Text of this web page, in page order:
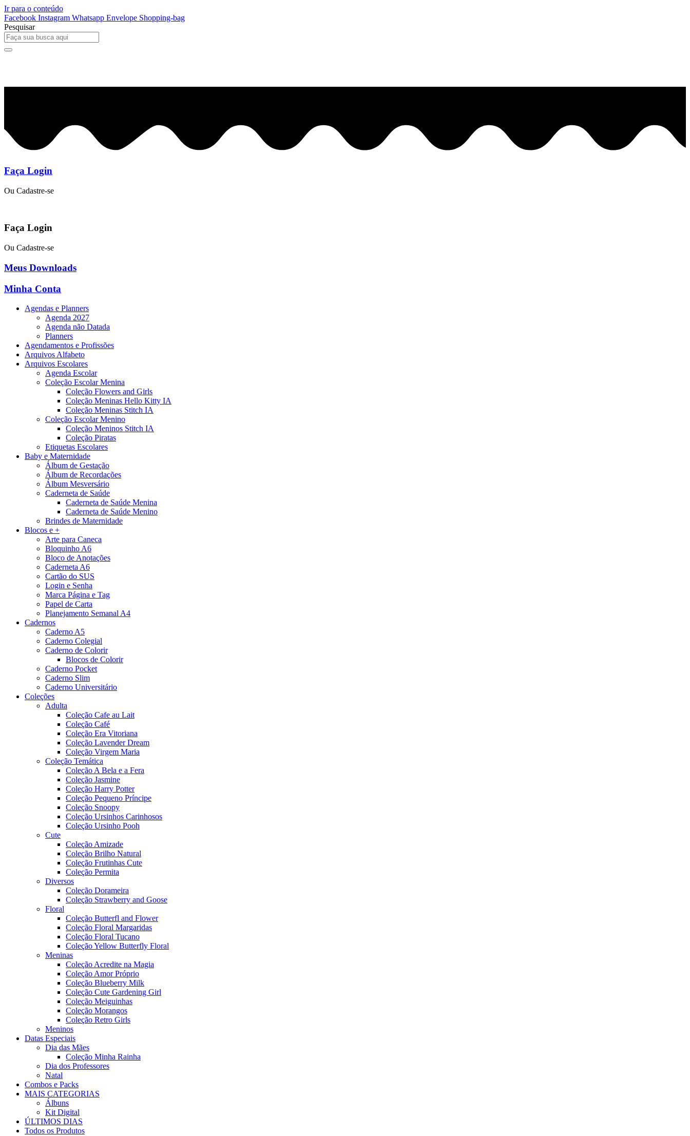
Ir para o conteúdo
Facebook Instagram Whatsapp Envelope Shopping-bag
Pesquisar
Faça Login
Ou Cadastre-se
Faça Login
Ou Cadastre-se
Meus Downloads
Minha Conta
Agendas e Planners
Agenda 2027
Agenda não Datada
Planners
Agendamentos e Profissões
Arquivos Alfabeto
Arquivos Escolares
Agenda Escolar
Coleção Escolar Menina
Coleção Flowers and Girls
Coleção Meninas Hello Kitty IA
Coleção Meninas Stitch IA
Coleção Escolar Menino
Coleção Meninos Stitch IA
Coleção Piratas
Etiquetas Escolares
Baby e Maternidade
Álbum de Gestação
Álbum de Recordações
Álbum Mesversário
Caderneta de Saúde
Caderneta de Saúde Menina
Caderneta de Saúde Menino
Brindes de Maternidade
Blocos e +
Arte para Caneca
Bloquinho A6
Bloco de Anotações
Caderneta A6
Cartão do SUS
Login e Senha
Marca Página e Tag
Papel de Carta
Planejamento Semanal A4
Cadernos
Caderno A5
Caderno Colegial
Caderno de Colorir
Blocos de Colorir
Caderno Pocket
Caderno Slim
Caderno Universitário
Coleções
Adulta
Coleção Cafe au Lait
Coleção Café
Coleção Era Vitoriana
Coleção Lavender Dream
Coleção Virgem Maria
Coleção Temática
Coleção A Bela e a Fera
Coleção Jasmine
Coleção Harry Potter
Coleção Pequeno Príncipe
Coleção Snoopy
Coleção Ursinhos Carinhosos
Coleção Ursinho Pooh
Cute
Coleção Amizade
Coleção Brilho Natural
Coleção Frutinhas Cute
Coleção Permita
Diversos
Coleção Dorameira
Coleção Strawberry and Goose
Floral
Coleção Butterfl and Flower
Coleção Floral Margaridas
Coleção Floral Tucano
Coleção Yellow Butterfly Floral
Meninas
Coleção Acredite na Magia
Coleção Amor Próprio
Coleção Blueberry Milk
Coleção Cute Gardening Girl
Coleção Meiguinhas
Coleção Morangos
Coleção Retro Girls
Meninos
Datas Especiais
Dia das Mães
Coleção Minha Rainha
Dia dos Professores
Natal
Combos e Packs
MAIS CATEGORIAS
Álbuns
Kit Digital
ÚLTIMOS DIAS
Todos os Produtos